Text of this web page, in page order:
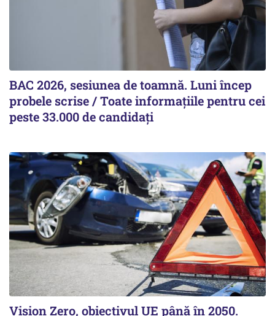
BAC 2026, sesiunea de toamnă. Luni încep
probele scrise / Toate informațiile pentru cei
peste 33.000 de candidați
Vision Zero, obiectivul UE până în 2050.